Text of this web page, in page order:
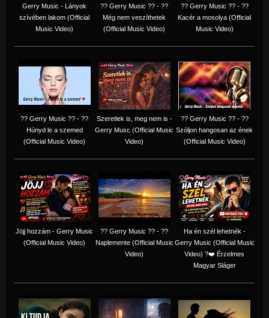
Gerry Music - Lányok
szívében lakom (Official
Music Video)
?? Gerry Music ?? - ??
Még nem veszíthetek
(Official Music Video)
?? Gerry Music ?? - ??
Kacér a mosolya (Official
Music Video)
?? Gerry Music ?? - ??
Húnyd le a szemed
(Official Music Video)
Szeretlek is, meg nem is -
Gerry Musc (Official Music
Video)
?? Gerry Music ?? - ??
Szóljon hangosan az ének
(Official Music Video)
Jöjj hozzám - Gerry Music
(Official Music Video)
?? Gerry Music ?? - ??
Naplemente (Official Music
Video)
Ha én szél lehetnék -
Gerry Music (Official Music
Video) ?️❤️ Érzelmes
Magyar Sláger